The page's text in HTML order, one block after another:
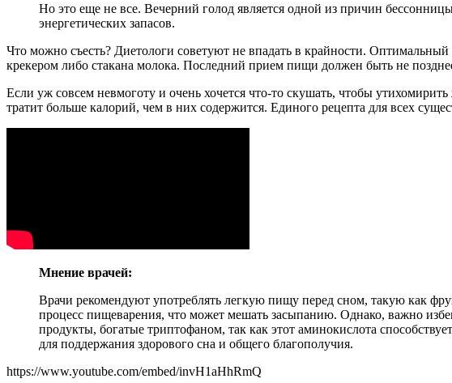
Но это еще не все. Вечерний голод является одной из причин
энергетических запасов.
Что можно съесть? Диетологи советуют не впадать в крайности.
крекером либо стакана молока. Последний прием пищи должен быть не
Если уж совсем невмоготу и очень хочется что-то скушать, чтобы
тратит больше калорий, чем в них содержится. Единого рецепта для всех
Мнение врачей:
Врачи рекомендуют употреблять легкую пищу перед сном, такую как
процесс пищеварения, что может мешать засыпанию. Однако, важно
продукты, богатые триптофаном, так как этот аминокислота
для поддержания здорового сна и общего благополучия.
https://www.youtube.com/embed/invH1aHhRmQ